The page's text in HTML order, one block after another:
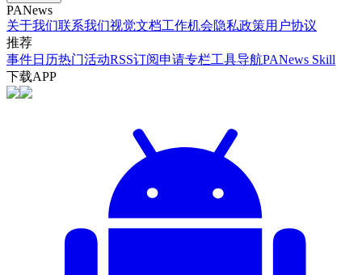
PANews
关于我们联系我们视觉文档工作机会隐私政策用户协议
推荐
事件日历热门活动RSS订阅申请专栏工具导航PANews Skill
下载APP